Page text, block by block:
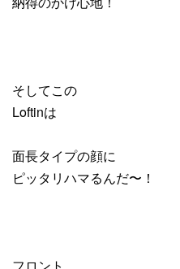
そしてこの
Loftinは
面長タイプの顔に
ピッタリハマるんだ〜！